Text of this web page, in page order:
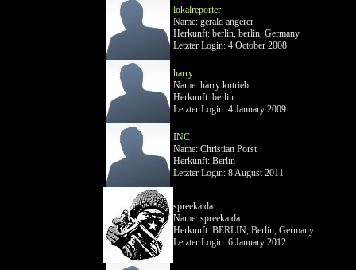
lokalreporter
Name: gerald angerer
Herkunft: berlin, berlin, Germany
Letzter Login: 4 October 2008
harry
Name: harry kutrieb
Herkunft: berlin
Letzter Login: 4 January 2009
INC
Name: Christian Porst
Herkunft: Berlin
Letzter Login: 8 August 2011
spreekaida
Name: spreekaida
Herkunft: BERLIN, Berlin, Germany
Letzter Login: 6 January 2012